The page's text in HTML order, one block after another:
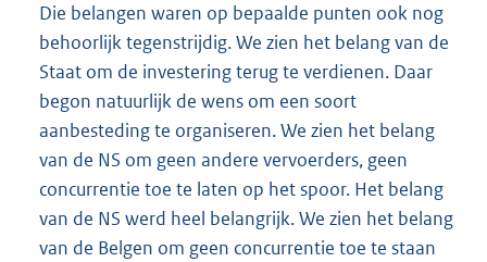
Die belangen waren op bepaalde punten ook nog
behoorlijk tegenstrijdig. We zien het belang van de
Staat om de investering terug te verdienen. Daar
begon natuurlijk de wens om een soort
aanbesteding te organiseren. We zien het belang
van de NS om geen andere vervoerders, geen
concurrentie toe te laten op het spoor. Het belang
van de NS werd heel belangrijk. We zien het belang
van de Belgen om geen concurrentie toe te staan